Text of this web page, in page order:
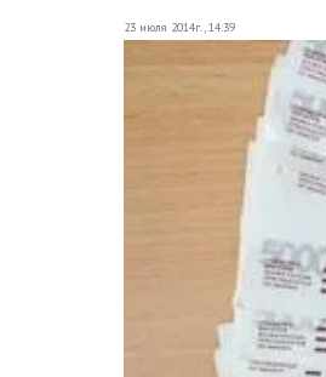
23 июля 2014г., 14:39